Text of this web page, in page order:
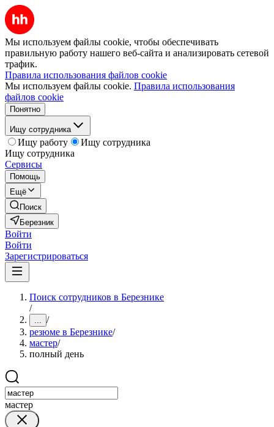
Мы используем файлы cookie, чтобы обеспечивать
правильную работу нашего веб-сайта и анализировать сетевой
трафик.
Правила использования файлов cookie
Мы используем файлы cookie. Правила использования
файлов cookie
Понятно
Ищу сотрудника
Ищу работу
Ищу сотрудника
Ищу сотрудника
Сервисы
Помощь
Ещё
Поиск
Березник
Войти
Войти
Зарегистрироваться
Поиск сотрудников в Березнике
/
... /
резюме в Березнике/
мастер/
полный день
мастер